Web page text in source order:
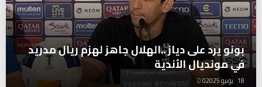
بونو يرد على دياز ..الهلال جاهز لهزم ريال مدريد
في مونديال الأندية
18 يونيو 2025 0